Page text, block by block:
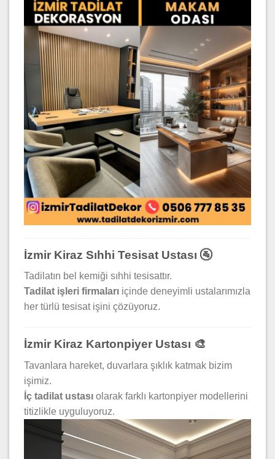
İzmir Kiraz Sıhhi Tesisat Ustası 🚰
Tadilatın bel kemiği sıhhi tesisattır.
Tadilat işleri firmaları içinde deneyimli ustalarımızla
her türlü tesisat işini çözüyoruz.
İzmir Kiraz Kartonpiyer Ustası 🎨
Tavanlara hareket, duvarlara şıklık katmak bizim
işimiz.
İç tadilat ustası olarak farklı kartonpiyer modellerini
titizlikle uyguluyoruz.